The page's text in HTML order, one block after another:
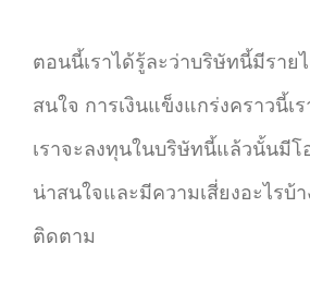
ตอนนี้เราได้รู้ละว่าบริษัทนี้มีราย
สนใจ การเงินแข็งแกร่งคราวนี้เ
เราจะลงทุนในบริษัทนี้แล้วนั้นมีโ
น่าสนใจและมีความเสี่ยงอะไรบ้า
ติดตาม